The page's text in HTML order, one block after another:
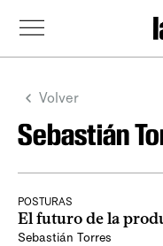
Volver
Sebastián
POSTURAS
El futuro de la
Sebastián Torres